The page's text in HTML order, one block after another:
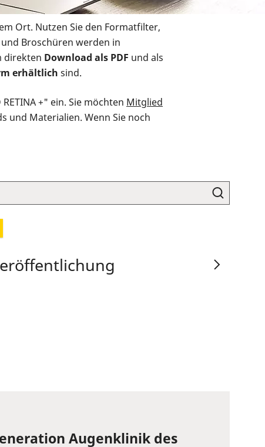
Ort. Nutzen Sie den Formatfilter,
Broschüren werden in
direkten Download als PDF und als
erhältlich sind.
+" ein. Sie möchten Mitglied
und Materialien. Wenn Sie noch
Augenklinik des